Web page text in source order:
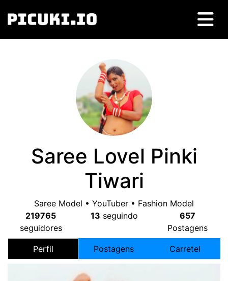
Saree Lovel Pinki
Tiwari
Saree Model • YouTuber • Fashion Model
219765
seguidores
13 seguindo
657
Postagens
Perfil Postagens Carretel